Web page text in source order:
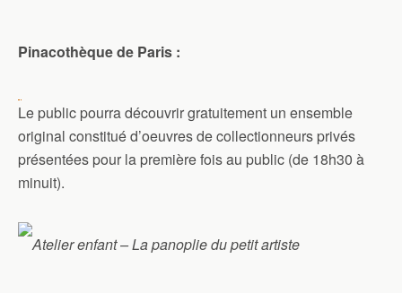
Pinacothèque de Paris :
Le public pourra découvrir gratuitement un ensemble
original constitué d’oeuvres de collectionneurs privés
présentées pour la première fois au public (de 18h30 à
minuit).
Atelier enfant – La panoplie du petit artiste